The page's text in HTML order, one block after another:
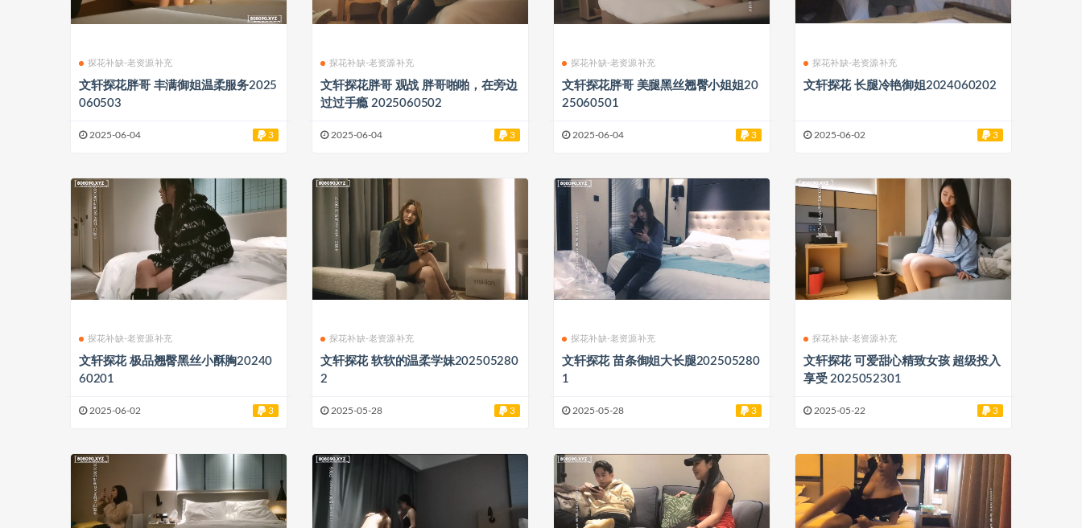
探花补缺-老资源补充
文轩探花胖哥 丰满御姐温柔服务2025
060503
2025-06-04 3
探花补缺-老资源补充
文轩探花胖哥 观战 胖哥啪啪，在旁边
过过手瘾 2025060502
2025-06-04 3
探花补缺-老资源补充
文轩探花胖哥 美腿黑丝翘臀小姐姐20
25060501
2025-06-04 3
探花补缺-老资源补充
文轩探花 长腿冷艳御姐2024060202
2025-06-02 3
探花补缺-老资源补充
文轩探花 极品翘臀黑丝小酥胸20240
60201
2025-06-02 3
探花补缺-老资源补充
文轩探花 软软的温柔学妹202505280
2
2025-05-28 3
探花补缺-老资源补充
文轩探花 苗条御姐大长腿202505280
1
2025-05-28 3
探花补缺-老资源补充
文轩探花 可爱甜心精致女孩 超级投入
享受 2025052301
2025-05-22 3